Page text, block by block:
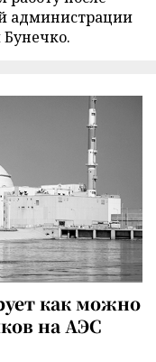
администрации
как можно
на АЭС